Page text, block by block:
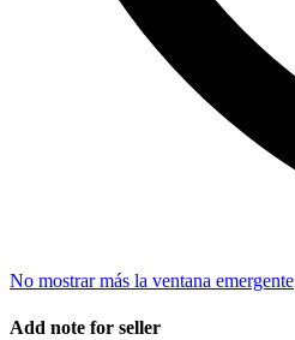
No mostrar más la ventana emergente
Add note for seller